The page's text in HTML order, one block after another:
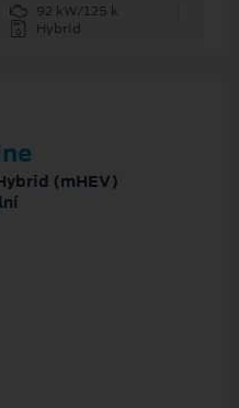
92 kW/125 k
Hybrid
(mHEV)